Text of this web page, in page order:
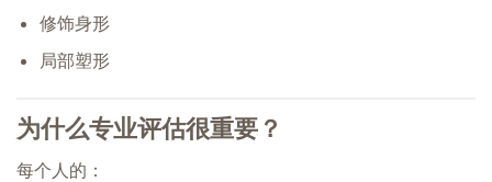
修饰身形
局部塑形
为什么专业评估很重要？
每个人的：